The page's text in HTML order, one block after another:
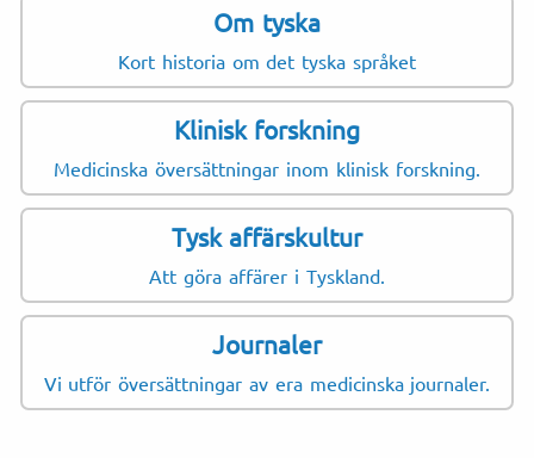
Om tyska
Kort historia om det tyska språket
Klinisk forskning
Medicinska översättningar inom klinisk forskning.
Tysk affärskultur
Att göra affärer i Tyskland.
Journaler
Vi utför översättningar av era medicinska journaler.